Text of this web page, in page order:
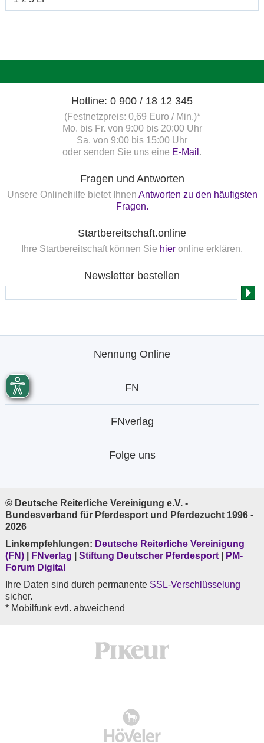
Hotline: 0 900 / 18 12 345
(Festnetzpreis: 0,69 Euro / Min.)*
Mo. bis Fr. von 9:00 bis 20:00 Uhr
Sa. von 9:00 bis 15:00 Uhr
oder senden Sie uns eine E-Mail .
Fragen und Antworten
Unsere Onlinehilfe bietet Ihnen Antworten zu den häufigsten
Fragen.
Startbereitschaft.online
Ihre Startbereitschaft können Sie hier online erklären.
Newsletter bestellen
Nennung Online
FN
FNverlag
Folge uns
© Deutsche Reiterliche Vereinigung e.V. -
Bundesverband für Pferdesport und Pferdezucht 1996 -
2026
Linkempfehlungen: Deutsche Reiterliche Vereinigung
(FN)
FNverlag Stiftung Deutscher Pferdesport
PM-
Forum Digital
Ihre Daten sind durch permanente SSL-Verschlüsselung
sicher.
* Mobilfunk evtl. abweichend